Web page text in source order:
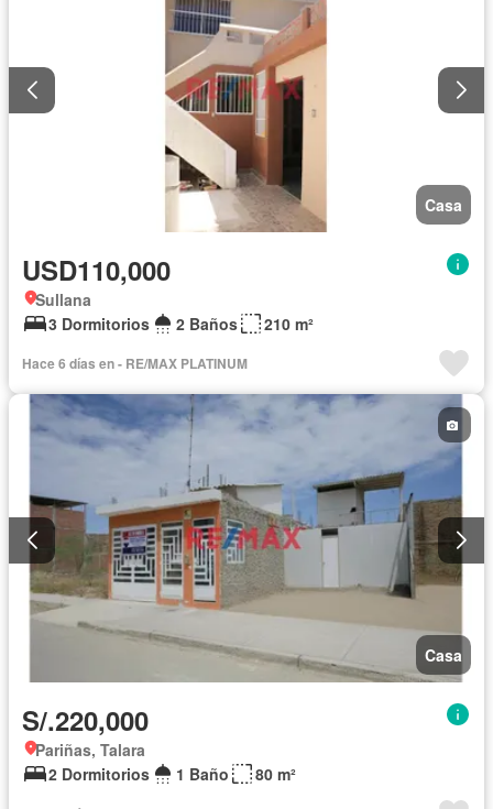
Casa
USD110,000
Sullana
3 Dormitorios
2 Baños 210 m²
Hace 6 días en - RE/MAX PLATINUM
Casa
S/.220,000
Pariñas, Talara
2 Dormitorios
1 Baño 80 m²